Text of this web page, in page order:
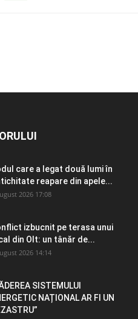
care a legat două lumi în
reapare din apele...
2026 17:08
izbucnit pe terasa unui
din Olt: un tânăr de...
2026 14:14
SISTEMULUI
NAȚIONAL AR FI UN